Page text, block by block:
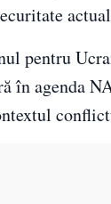
pentru
în agenda